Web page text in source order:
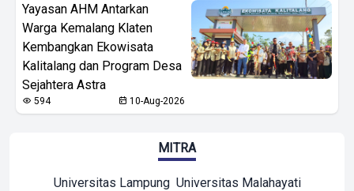
Yayasan AHM Antarkan
Warga Kemalang Klaten
Kembangkan Ekowisata
Kalitalang dan Program Desa
Sejahtera Astra
594 10-Aug-2026
MITRA
Universitas Lampung Universitas Malahayati